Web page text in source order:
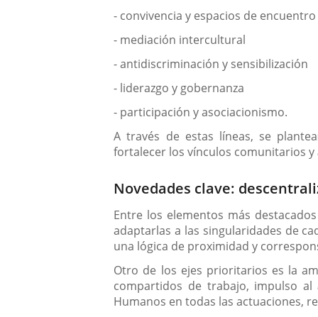
- convivencia y espacios de encuentro
- mediación intercultural
- antidiscriminación y sensibilización
- liderazgo y gobernanza
- participación y asociacionismo.
A través de estas líneas, se
fortalecer los vínculos comunitarios
Novedades clave:
Entre los elementos más
adaptarlas a las singularidades de
una lógica de proximidad y
Otro de los ejes prioritarios es la
compartidos de trabajo, impulso al
Humanos en todas las actuaciones,